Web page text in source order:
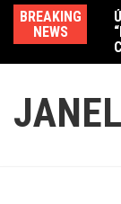
conteúdo
BREAKING
NEWS